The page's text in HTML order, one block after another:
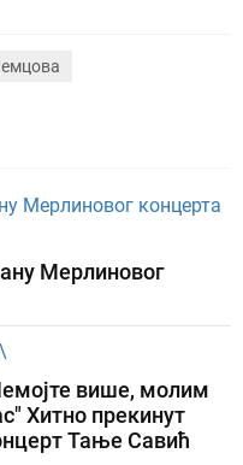
Мерлиновог
више, молим
Хитно прекинут
Тање Савић